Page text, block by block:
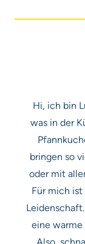
Hi, ich bin
was in der
bringen so
oder mit
Für mich ist
eine warme